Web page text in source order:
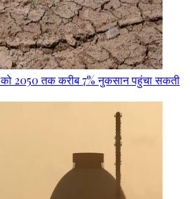
को 2050 तक करीब 7% नुकसान पहुंचा सकती